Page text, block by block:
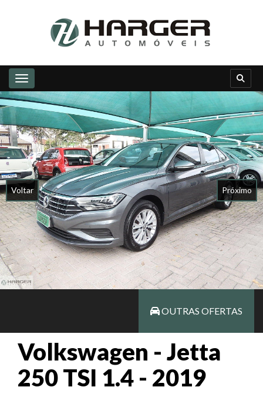
Toggle navigation
Voltar Próximo
OUTRAS OFERTAS
Volkswagen - Jetta
250 TSI 1.4 - 2019